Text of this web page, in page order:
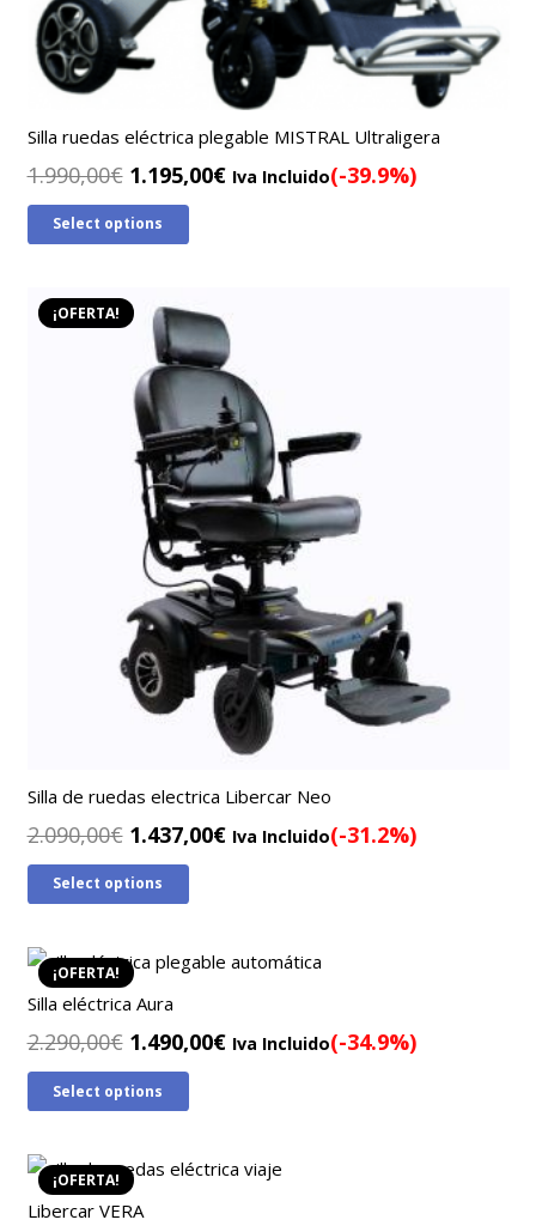
Silla ruedas eléctrica plegable MISTRAL Ultraligera
1.990,00€ El
precio
original
1.990,00€.
1.195,00€ElIva Incluido(-39.9%)
Select options
¡OFERTA!
Silla de ruedas electrica Libercar Neo
2.090,00€ El
precio
original
2.090,00€.
1.437,00€El
1.437,00€.
Iva Incluido(-31.2%)
Select options
¡OFERTA!
Silla eléctrica Aura
2.290,00€ El
precio
original
2.290,00€.
1.490,00€El
1.490,00€.
Iva Incluido(-34.9%)
Select options
¡OFERTA!
Libercar VERA